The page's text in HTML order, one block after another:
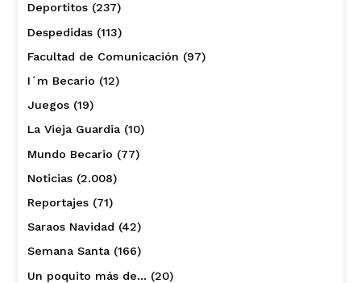
Deportitos(237)
Despedidas(113)
Facultad de Comunicación (97)
I´m Becario (12)
Juegos(19)
La Vieja Guardia(10)
Mundo Becario (77)
Noticias(2.008)
Reportajes(71)
Saraos Navidad (42)
Semana Santa(166)
Un poquito más de… (20)